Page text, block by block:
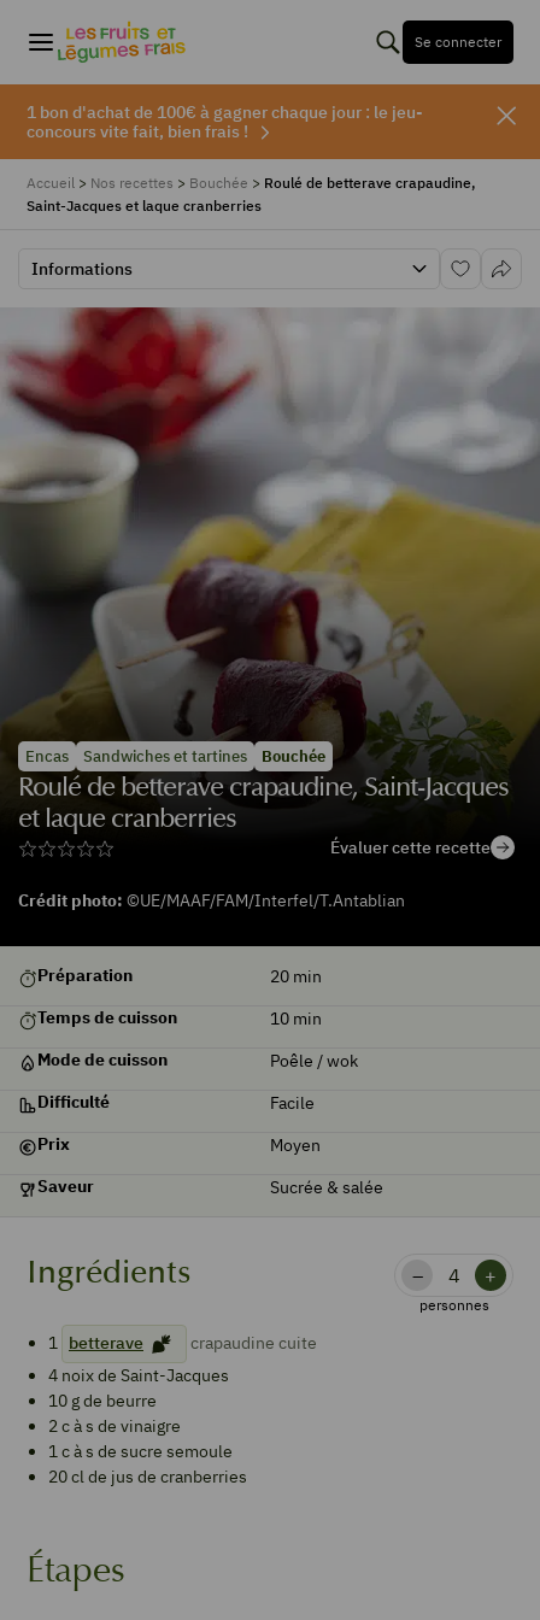
Se connecter
1 bon d'achat de 100€ à gagner chaque jour : le jeu-
concours vite fait, bien frais !
Accueil > Nos recettes > Bouchée > Roulé de betterave crapaudine,
Saint-Jacques et laque cranberries
Informations
Encas Sandwiches et tartines Bouchée
Roulé de betterave crapaudine, Saint-Jacques
et laque cranberries
Évaluer cette recette
Crédit photo: ©UE/MAAF/FAM/Interfel/T.Antablian
Préparation 20 min
Temps de cuisson
10 min
Mode de cuisson
Poêle / wok
Difficulté
Facile
Prix
Moyen
Saveur
Sucrée & salée
Étapes
Ingrédients – +
personnes
1 betterave
crapaudine cuite
4 noix de Saint-Jacques
10 g de beurre
2c à s de vinaigre
1c à s de sucre semoule
20cl de jus de cranberries